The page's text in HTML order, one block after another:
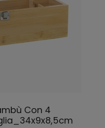
Con 4